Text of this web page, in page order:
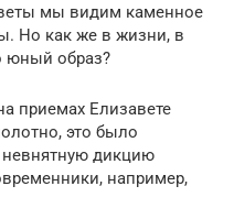
мы видим каменное
Но как же в жизни, в
юный образ?
приемах Елизавете
это было
дикцию
например,